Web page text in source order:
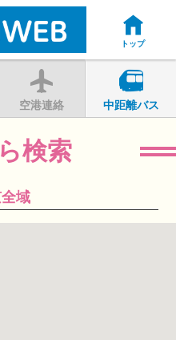
トップ
空港連絡 中距離バス
検索
域